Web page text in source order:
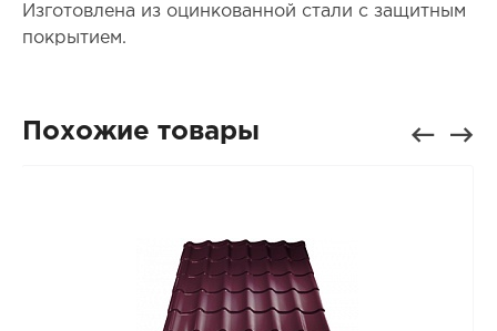
Изготовлена из оцинкованной стали с защитным
покрытием.
Похожие товары